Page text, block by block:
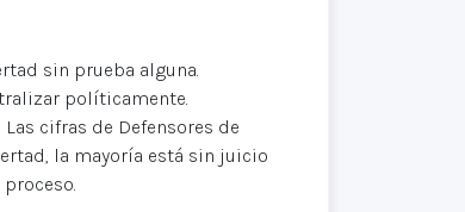
sin prueba alguna.
políticamente.
cifras de Defensores de
la mayoría está sin juicio